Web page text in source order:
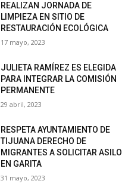
REALIZAN JORNADA DE
LIMPIEZA EN SITIO DE
RESTAURACIÓN ECOLÓGICA
17 mayo, 2023
JULIETA RAMÍREZ ES ELEGIDA
PARA INTEGRAR LA COMISIÓN
PERMANENTE
29 abril, 2023
RESPETA AYUNTAMIENTO DE
TIJUANA DERECHO DE
MIGRANTES A SOLICITAR ASILO
EN GARITA
31 mayo, 2023